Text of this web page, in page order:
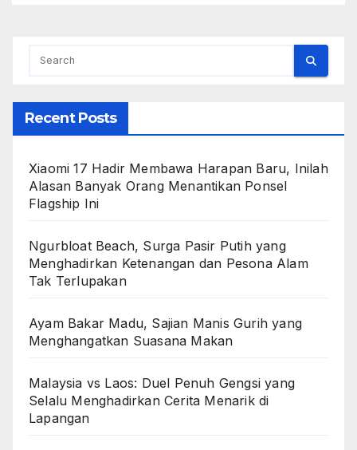
Recent Posts
Xiaomi 17 Hadir Membawa Harapan Baru, Inilah
Alasan Banyak Orang Menantikan Ponsel
Flagship Ini
Ngurbloat Beach, Surga Pasir Putih yang
Menghadirkan Ketenangan dan Pesona Alam
Tak Terlupakan
Ayam Bakar Madu, Sajian Manis Gurih yang
Menghangatkan Suasana Makan
Malaysia vs Laos: Duel Penuh Gengsi yang
Selalu Menghadirkan Cerita Menarik di
Lapangan